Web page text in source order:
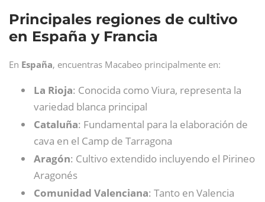
Principales regiones de cultivo
en España y Francia
En España, encuentras Macabeo principalmente en:
La Rioja: Conocida como Viura, representa la
variedad blanca principal
Cataluña: Fundamental para la elaboración de
cava en el Camp de Tarragona
Aragón: Cultivo extendido incluyendo el Pirineo
Aragonés
Comunidad Valenciana: Tanto en Valencia